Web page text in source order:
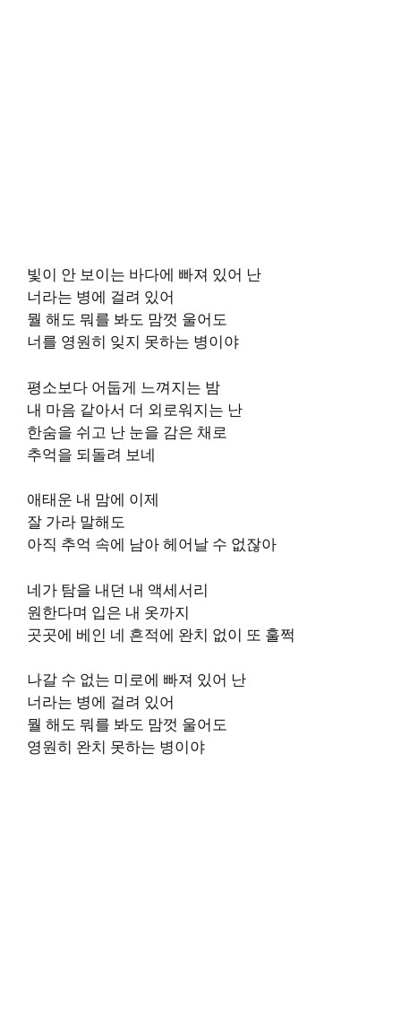
빛이 안 보이는 바다에 빠져 있어 난
너라는 병에 걸려 있어
뭘 해도 뭐를 봐도 맘껏 울어도
너를 영원히 잊지 못하는 병이야
평소보다 어둡게 느껴지는 밤
내 마음 같아서 더 외로워지는 난
한숨을 쉬고 난 눈을 감은 채로
추억을 되돌려 보네
애태운 내 맘에 이제
잘 가라 말해도
아직 추억 속에 남아 헤어날 수 없잖아
네가 탐을 내던 내 액세서리
원한다며 입은 내 옷까지
곳곳에 베인 네 흔적에 완치 없이 또 훌쩍
나갈 수 없는 미로에 빠져 있어 난
너라는 병에 걸려 있어
뭘 해도 뭐를 봐도 맘껏 울어도
영원히 완치 못하는 병이야